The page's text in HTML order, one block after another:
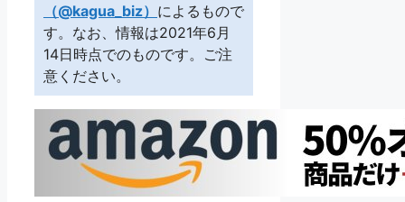
（@kagua_biz） によるもので
す。なお、情報は2021年6月
14日時点でのものです。ご注
意ください。